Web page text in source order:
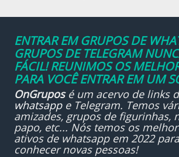
ENTRAR EM GRUPOS DE
GRUPOS DE TELEGRAM
FÁCIL! REUNIMOS OS
PARA VOCÊ ENTRAR EM UM
OnGruposé um acervo de links
whatsappe Telegram. Temos
amizades, grupos de figurinhas,
papo, etc... Nós temos os
ativos de whatsapp em 2022
conhecer novas pessoas!